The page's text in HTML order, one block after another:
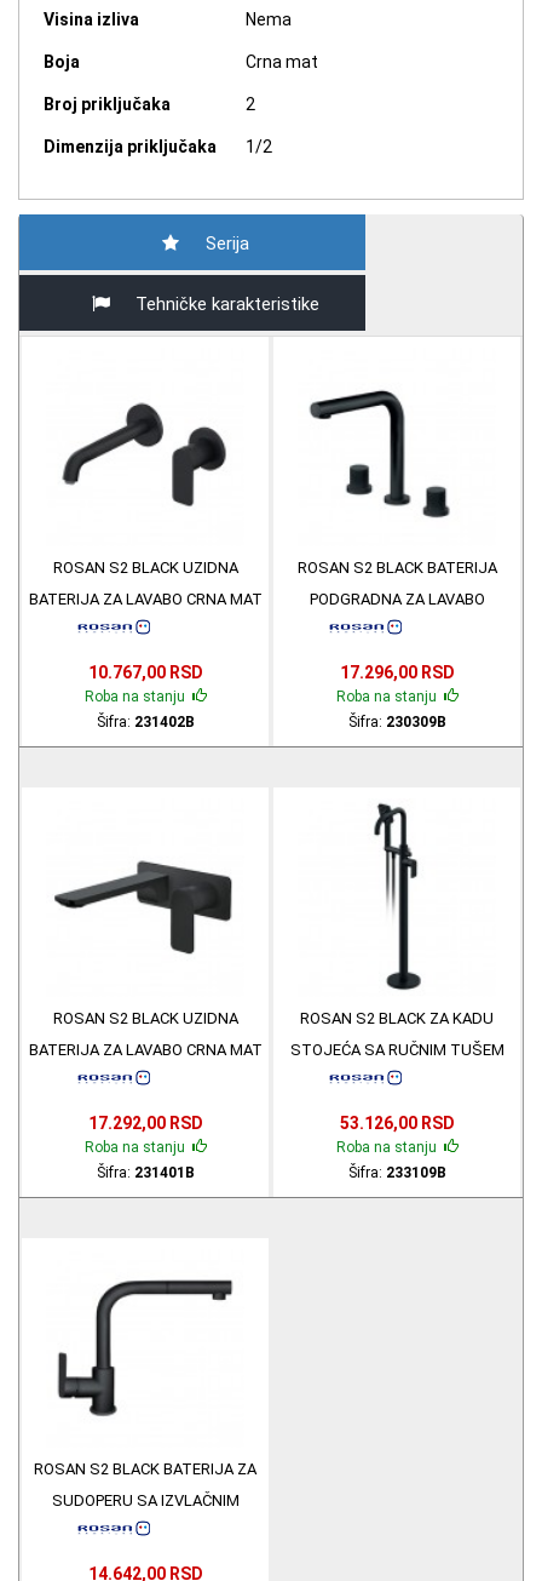
Visina izliva Nema
Boja Crna mat
Broj priključaka 2
Dimenzija priključaka 1/2
Serija
Tehničke karakteristike
ROSAN S2 BLACK UZIDNA
BATERIJA ZA LAVABO CRNA MAT
231402B
10.767,00 RSD
Roba na stanju
Šifra: 231402B
ROSAN S2 BLACK BATERIJA
PODGRADNA ZA LAVABO
DVORUČNA VISOKA CRNA MAT
230309B
17.296,00 RSD
Roba na stanju
Šifra: 230309B
ROSAN S2 BLACK UZIDNA
BATERIJA ZA LAVABO CRNA MAT
231401B
17.292,00 RSD
Roba na stanju
Šifra: 231401B
ROSAN S2 BLACK ZA KADU
STOJEĆA SA RUČNIM TUŠEM
CRNA MAT 233109B
53.126,00 RSD
Roba na stanju
Šifra: 233109B
ROSAN S2 BLACK BATERIJA ZA
SUDOPERU SA IZVLAČNIM
TUŠEM 3 CEVI CRNA MAT
238603B
14.642,00 RSD